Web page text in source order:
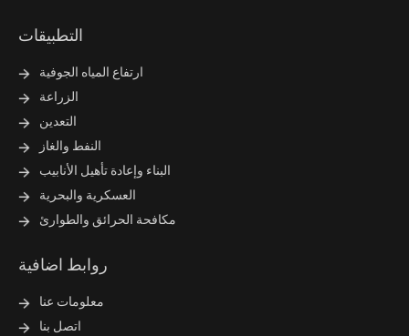
التطبيقات
ارتفاع المياه الجوفية
الزراعة
التعدين
النفط والغاز
البناء وإعادة تأهيل الأنابيب
العسكرية والبحرية
مكافحة الحرائق والطوارئ
روابط اضافية
معلومات عنا
اتصل بنا